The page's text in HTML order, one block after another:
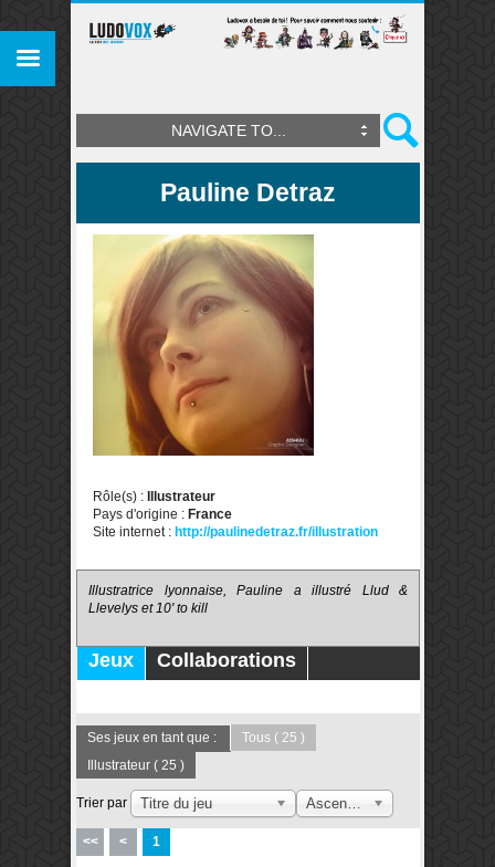
NAVIGATE TO...
Pauline Detraz
Rôle(s) :
Illustrateur
Pays d'origine : France
Site internet : http://paulinedetraz.fr/illustration
Illustratrice lyonnaise, Pauline a illustré Llud &
Llevelys et 10' to kill
Jeux
Collaborations
Ses jeux en tant que : Tous ( 25 )
Illustrateur ( 25 )
Trier par Titre du jeu Ascendant
<< < 1